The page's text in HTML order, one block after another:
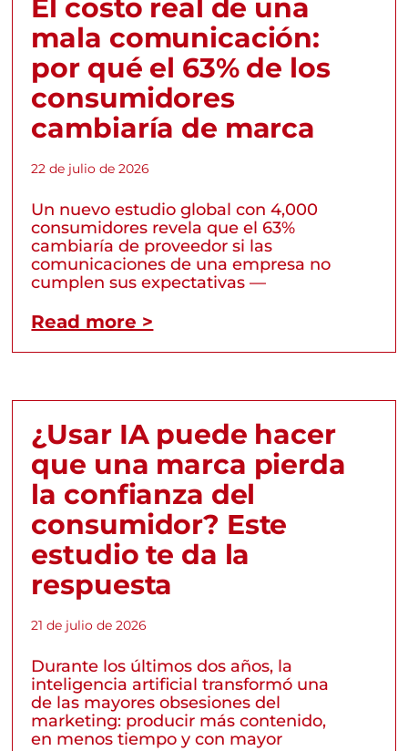
El costo real de una
mala comunicación:
por qué el 63% de los
consumidores
cambiaría de marca
22 de julio de 2026
Un nuevo estudio global con 4,000
consumidores revela que el 63%
cambiaría de proveedor si las
comunicaciones de una empresa no
cumplen sus expectativas —
Read more >
¿Usar IA puede hacer
que una marca pierda
la confianza del
consumidor? Este
estudio te da la
respuesta
21 de julio de 2026
Durante los últimos dos años, la
inteligencia artificial transformó una
de las mayores obsesiones del
marketing: producir más contenido,
en menos tiempo y con mayor